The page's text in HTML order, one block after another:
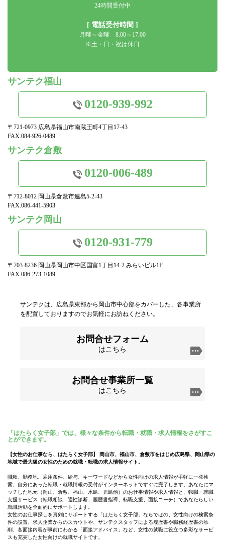
24時間受付中
[ 電話受付時間 ]
月曜～金曜 8:00～17:00
※土・日・祝は休日
サンテク福山
0120-939-992
〒721-0973 広島県福山市南蔵王町4丁目17-43
FAX.084-926-0489
サンテク倉敷
0120-006-489
〒712-8012 岡山県倉敷市連島5-2-43
FAX.086-441-5903
サンテク岡山
0120-931-779
〒703-8236 岡山県岡山市中区国富1丁目14-2 みらいビル1F
FAX.086-273-1089
サンテクは、広島県東部から岡山市中心部をカバーした、各事業所
を配置しておりますのでお気軽にお訪ねください。
お問合せフォーム
はこちら
お問合せ事業所一覧
はこちら
「はたらく女子部」では、様々な条件から転職・就職・求人情報をさがすこ
とができます。
【女性のお仕事なら、はたらく女子部】 岡山市、福山市、倉敷市をはじめ広島県、岡山県の
地域で最大級の女性のための就職・転職の求人情報サイト。
職種、勤務地、雇用条件、給与、キーワードなどから女性向けの求人情報が手軽に一発検
索、自分にあった転職・就職情報の受付がインターネットですぐに完了します。あなたにマ
ッチした地元（岡山、倉敷、福山、水島、児島他）のお仕事情報や求人情報と、転職・就職
支援サービス（転職相談、適性診断、履歴書指導、転職支援、面接コーチ）であなたらしい
就職活動を全面的にサポートします。
女性のお仕事探しを真剣にサポートする「はたらく女子部」ならではの、女性向けの検索条
件の設置、求人企業からのスカウトや、サンテクスタッフによる履歴書や職務経歴書の添
削、各面接内容が事前にわかる「面接アドバイス」など、女性の就職に役立つ多彩なサービ
スも充実した女性向けの就職サイトです。